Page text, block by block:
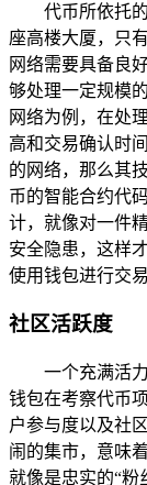
代币所依托
座高楼大厦，只
网络需要具备良
够处理一定规模
网络为例，在处
高和交易确认时
的网络，那么其
币的智能合约代
计，就像对一件
安全隐患，这样
使用钱包进行交
社区活跃度
一个充满活
钱包在考察代币
户参与度以及社
闹的集市，意味
就像是忠实的“粉